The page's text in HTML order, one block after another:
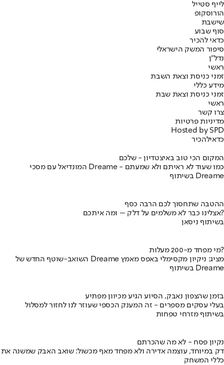
לייף סטייל
הורוסקופ
שישבת
סוף שבוע
כדאי להכיר
סיפור המשק הישראלי
נדל"ן
ראשי
זמני כניסת וצאת השבת
מידע כללי
זמני כניסת וצאת שבת
ראשי
צרו קשר
מדיניות פרטיות
Hosted by SPD
כדאילהכיר
המקום הכי טוב באיצטדיון - שלכם
המונדיאל עם מסכי Dreame - כמו שעוד לא ראיתם ולא שמעתם
בשיתוף Dreame
ההטבה שתחסוך לכם הרבה כסף
אצלינו כבר לא משלמים על דלק – ומה איתכם?
בשיתוף ניסאן
מי מפחד מ-200 מעלות?
השואב-שוטף החדש של Dreame מציג: ניקיון מקסימלי באפס מאמץ
בשיתוף Dreame
בזמן שהצפון נאבק, הסיוע הגיע מכיוון מפתיע
בעלי עסקים מספרים - זה המענק הכספי שעוזר לנו לחזור למסלול
בשיתוף מזרחי טפחות
נקיון פסח - לא מה שהכרתם
דק במיוחד, עוצמה אדירה ולא מפחד מאף מכשול: שואב האבק שמשנה את
כללי המשחק